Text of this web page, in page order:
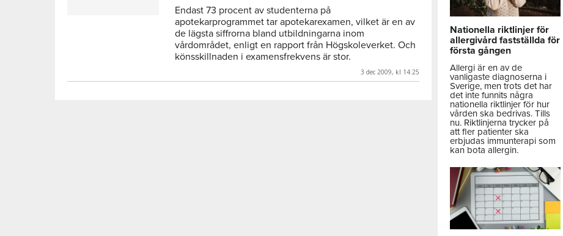
Endast 73 procent av studenterna på
apotekarprogrammet tar apotekarexamen, vilket är en av
de lägsta siffrorna bland utbildningarna inom
vårdområdet, enligt en rapport från Högskoleverket. Och
könsskillnaden i examensfrekvens är stor.
3 dec 2009, kl 14:25
Nationella riktlinjer för
allergivård fastställda för
första gången
Allergi är en av de
vanligaste diagnoserna i
Sverige, men trots det har
det inte funnits några
nationella riktlinjer för hur
vården ska bedrivas. Tills
nu. Riktlinjerna trycker på
att fler patienter ska
erbjudas immunterapi som
kan bota allergin.